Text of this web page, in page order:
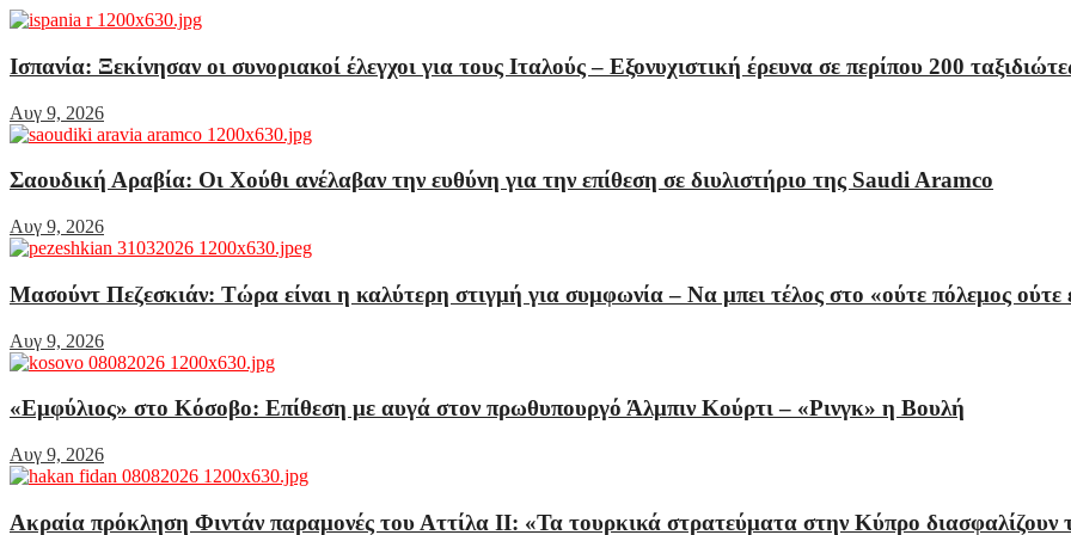
Ισπανία: Ξεκίνησαν οι συνοριακοί έλεγχοι για τους Ιταλούς – Εξονυχιστική έρευνα σε περίπου 200
Αυγ 9, 2026
Σαουδική Αραβία: Οι Χούθι ανέλαβαν την ευθύνη για την επίθεση σε διυλιστήριο της Saudi Aramco
Αυγ 9, 2026
Μασούντ Πεζεσκιάν: Τώρα είναι η καλύτερη στιγμή για συμφωνία – Να μπει τέλος στο «ούτε πόλεμος ούτε
Αυγ 9, 2026
«Εμφύλιος» στο Κόσοβο: Επίθεση με αυγά στον πρωθυπουργό Άλμπιν Κούρτι – «Ρινγκ» η Βουλή
Αυγ 9, 2026
Ακραία πρόκληση Φιντάν παραμονές του Αττίλα ΙΙ: «Τα τουρκικά στρατεύματα στην Κύπρο διασφαλίζουν